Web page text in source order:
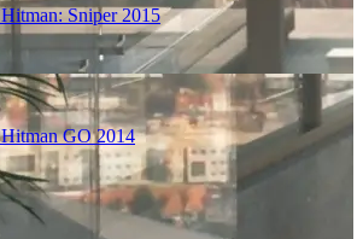
Hitman: Sniper2015
Hitman GO2014